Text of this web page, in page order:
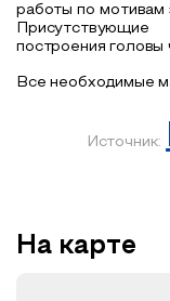
работы по мотивам
построения головы
Все необходимые
Источник:
На карте